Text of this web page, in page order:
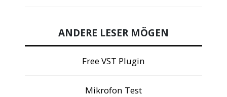
ANDERE LESER MÖGEN
Free VST Plugin
Mikrofon Test